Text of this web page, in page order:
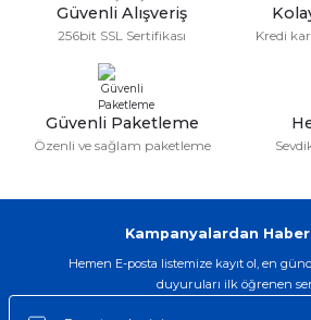
gerçekten çok kaliteil ürün geldi bu
kordonu normal dışardan bir saatciye
isterlerdi alacak arkadaşlar ölçülerini
doğru belirleyip kaliteyi sorun
İsmail yılmaz | 15/05/2026
arayip teyit aldiktan sonra yolladılar
Güvenli Alışveriş
256bit SSL Sertifikası Kredi
Güvenli Paketleme
Özenli ve sağlam paketleme
Kampanyalardan
Hemen E-posta listemize kayıt ol, en
duyuruları ilk öğrenen